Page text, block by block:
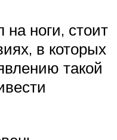
на ноги, стоит
в которых
такой